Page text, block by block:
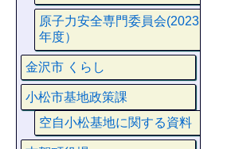
原子力安全専門委員会(2023
年度）
金沢市 くらし
小松市基地政策課
空自小松基地に関する資料